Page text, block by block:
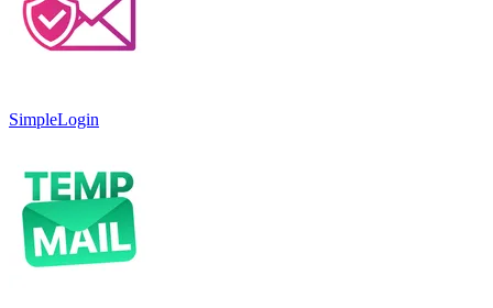
SimpleLogin